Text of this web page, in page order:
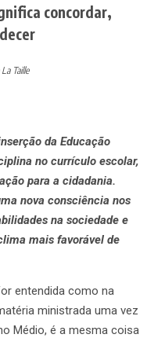
concordar,
Taille
da Educação
no currículo escolar,
para a cidadania.
nova consciência nos
na sociedade e
mais favorável de
entendida como na
ministrada uma vez
Médio, é a mesma coisa